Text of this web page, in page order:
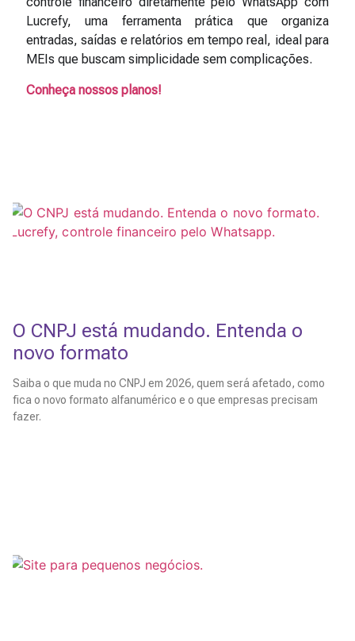
Lucrefy, uma ferramenta prática que organiza
entradas, saídas e relatórios em tempo real, ideal para
MEIs que buscam simplicidade sem complicações.
Conheça nossos planos!
O CNPJ está mudando. Entenda o
novo formato
Saiba o que muda no CNPJ em 2026, quem será afetado, como
fica o novo formato alfanumérico e o que empresas precisam
fazer.